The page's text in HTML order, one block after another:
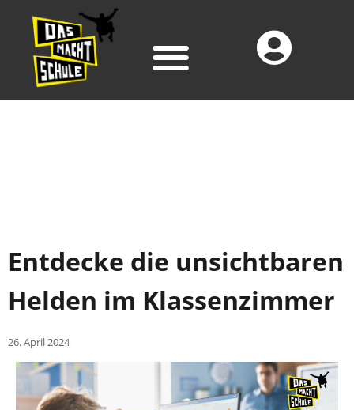
Entdecke die unsichtbaren
Helden im Klassenzimmer
26. April 2024